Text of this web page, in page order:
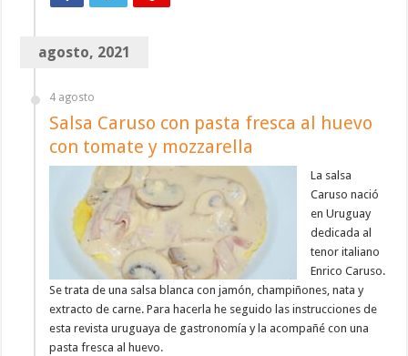
agosto, 2021
4 agosto
Salsa Caruso con pasta fresca al huevo
con tomate y mozzarella
La salsa
Caruso nació
en Uruguay
dedicada al
tenor italiano
Enrico Caruso.
Se trata de una salsa blanca con jamón, champiñones, nata y
extracto de carne. Para hacerla he seguido las instrucciones de
esta revista uruguaya de gastronomía y la acompañé con una
pasta fresca al huevo.